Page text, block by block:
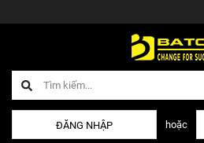
ĐĂNG NHẬP hoặc